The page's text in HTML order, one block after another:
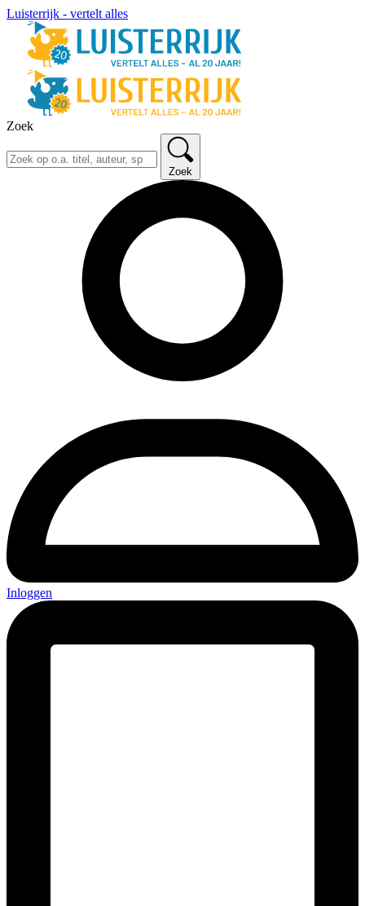
Luisterrijk - vertelt alles
Zoek
Zoek
Inloggen